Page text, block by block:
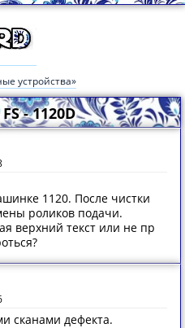
устройства»
- 1120D
1120. После чистки
роликов подачи.
верхний текст или не пр
сканами дефекта.